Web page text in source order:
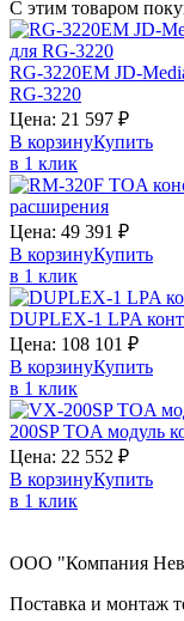
С этим товаром
RG-3220EM JD-
RG-3220
Цена: 21 597 ₽
В корзинуКупить
в 1 клик
расширения
Цена: 49 391 ₽
В корзинуКупить
в 1 клик
DUPLEX-1 LPA
Цена: 108 101 ₽
В корзинуКупить
в 1 клик
200SPTOAмодуль
Цена: 22 552 ₽
В корзинуКупить
в 1 клик
ООО "Компания
Поставка и монтаж